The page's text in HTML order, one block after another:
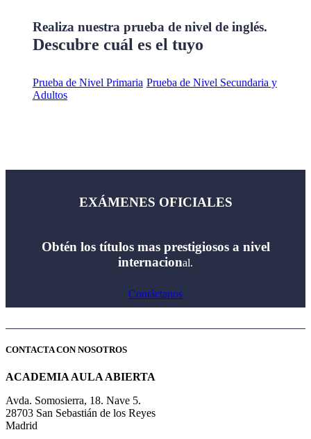
Realiza nuestra prueba de nivel de inglés.
Descubre cuál es el tuyo
Prueba de Nivel Primaria Prueba de Nivel Secundaria y
Adultos
EXÁMENES OFICIALES
Obtén los títulos mas prestigiosos a nivel
internacional.
Contáctanos
CONTACTA CON NOSOTROS
ACADEMIA AULA ABIERTA
Avda. Somosierra, 18. Nave 5.
28703 San Sebastián de los Reyes
Madrid